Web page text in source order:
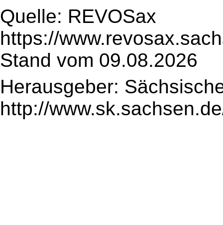
Quelle: REVOSax
https://
Stand vom 09.08.2026
Herausgeber:
http://